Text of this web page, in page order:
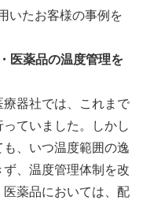
いたお客様の事例を
医薬品の温度管理を
器社では、これまで
ていました。しかし
、いつ温度範囲の逸
、温度管理体制を改
薬品においては、配